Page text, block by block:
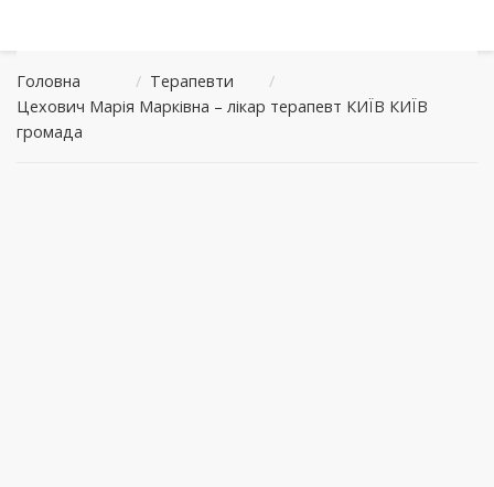
Головна / Терапевти
/
Цехович Марія Марківна – лікар терапевт КИЇВ КИЇВ
громада